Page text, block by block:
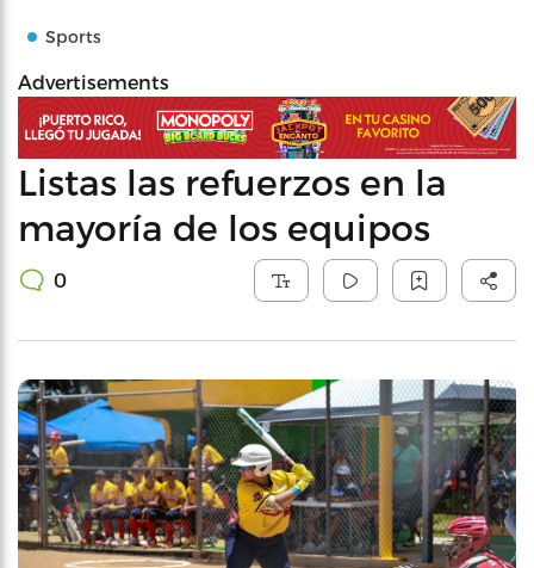
Sports
Advertisements
Listas las refuerzos en la
mayoría de los equipos
0